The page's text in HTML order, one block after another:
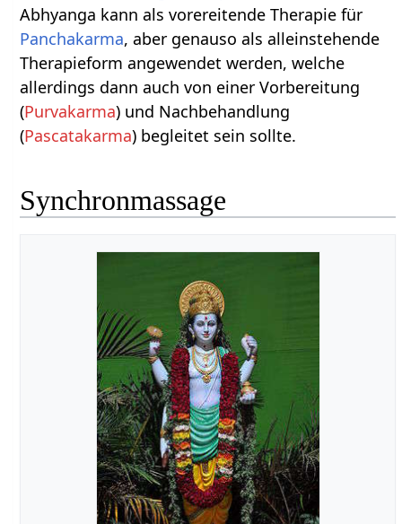
Abhyanga kann als vorereitende Therapie für
Panchakarma, aber genauso als alleinstehende
Therapieform angewendet werden, welche
allerdings dann auch von einer Vorbereitung
(Purvakarma) und Nachbehandlung
(Pascatakarma) begleitet sein sollte.
Synchronmassage